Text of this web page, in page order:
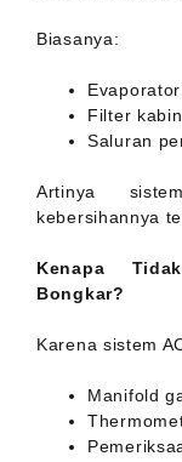
Biasanya:
Filter
Saluran
Artinya
kebersihannya
Kenapa
Bongkar?
Karena sistem
Manifold